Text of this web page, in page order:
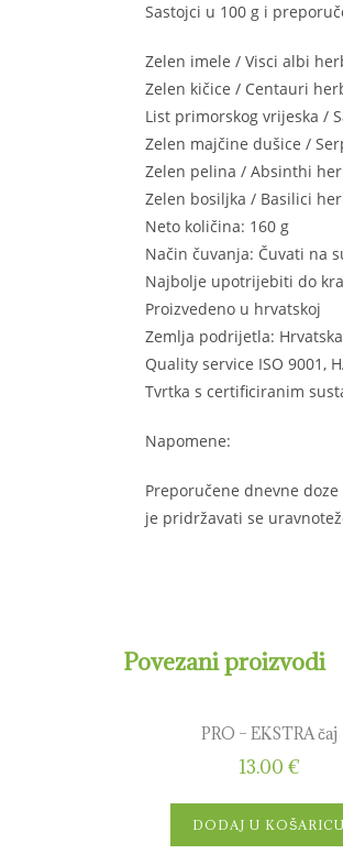
Sastojci u 100 g i
Zelen imele / Visci albi
Zelen kičice / Centauri
List primorskog vrijeska /
Zelen majčine dušice /
Zelen pelina / Absinthi
Zelen bosiljka / Basilici
Neto količina: 160 g
Način čuvanja: Čuvati na
Najbolje upotrijebiti do
Proizvedeno u hrvatskoj
Zemlja podrijetla: Hrvatska
Quality service ISO 9001,
Tvrtka s certificiranim
Napomene:
Preporučene dnevne
je pridržavati se
Povezani proizvodi
PRO – EKSTRA čaj
13.00 €
DODAJ U KOŠARICU